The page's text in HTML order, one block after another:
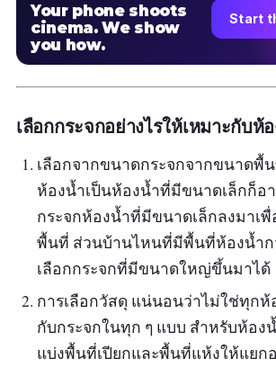
Your phone shoots
cinema. We show
you how.
Start
เลือกกระจกอย่างไรให้เหมาะกับห้
เลือกจากขนาดกระจกจากขนาดพื้
ห้องน้ำเป็นห้องน้ำที่มีขนาดเล็กก็อ
กระจกห้องน้ำที่มีขนาดเล็กลงมาเพื่
พื้นที่ ส่วนบ้านไหนที่มีพื้นที่ห้องน้ำก
เลือกกระจกที่มีขนาดใหญ่ขึ้นมาได้
การเลือกวัสดุ แน่นอนว่าไม่ใช่ทุกห้
กับกระจกในทุก ๆ แบบ สำหรับห้อง
แบ่งพื้นที่เปียกและพื้นที่แห้งให้แยก